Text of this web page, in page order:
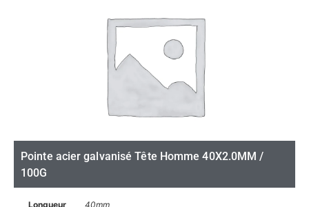
Pointe acier galvanisé Tête Homme 40X2.0MM /
100G
Longueur
40mm